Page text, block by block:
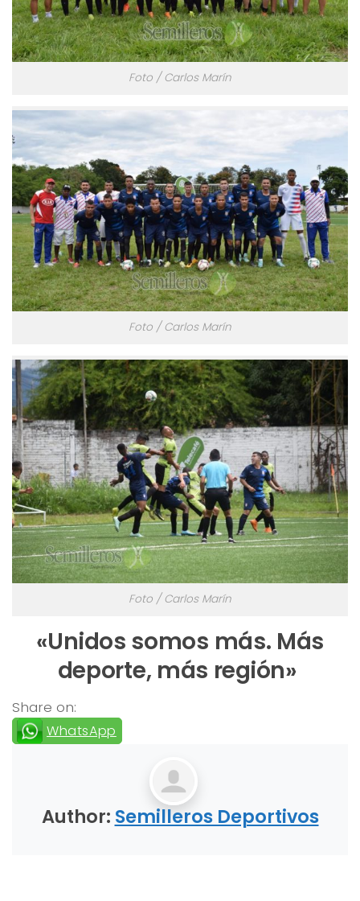
Foto / Carlos Marín
Foto / Carlos Marín
Foto / Carlos Marín
«Unidos somos más. Más
deporte, más región»
Share on:
WhatsApp
Author: Semilleros Deportivos